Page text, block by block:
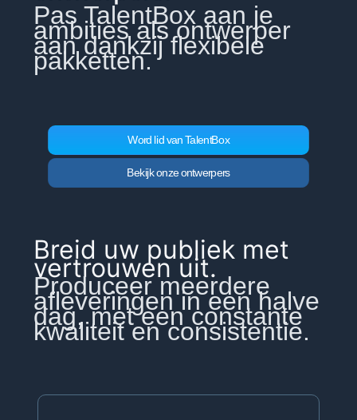
Pas TalentBox aan je
ambities als ontwerper
aan dankzij flexibele
pakketten.
Word lid van TalentBox
Bekijk onze ontwerpers
Breid uw publiek met
vertrouwen uit.
Produceer meerdere
afleveringen in een halve
dag, met een constante
kwaliteit en consistentie.